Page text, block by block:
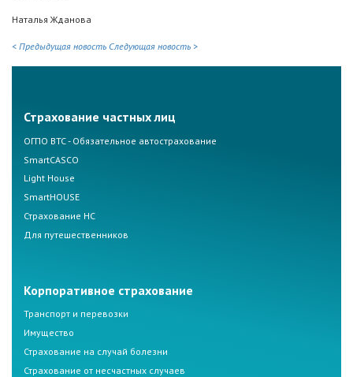
Наталья Жданова
< Предыдущая новость Следующая новость >
Страхование частных лиц
ОГПО ВТС - Обязательное автострахование
SmartCASCO
Light House
SmartHOUSE
Страхование НС
Для путешественников
Корпоративное страхование
Транспорт и перевозки
Имущество
Страхование на случай болезни
Страхование от несчастных случаев